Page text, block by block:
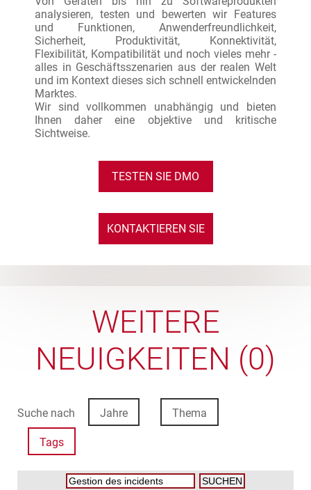
analysieren, testen und bewerten wir Features
und Funktionen, Anwenderfreundlichkeit,
Sicherheit, Produktivität, Konnektivität,
Flexibilität, Kompatibilität und noch vieles mehr -
alles in Geschäftsszenarien aus der realen Welt
und im Kontext dieses sich schnell entwickelnden
Marktes.
Wir sind vollkommen unabhängig und bieten
Ihnen daher eine objektive und kritische
Sichtweise.
TESTEN SIE DMO
KONTAKTIEREN SIE
WEITERE
NEUIGKEITEN (0)
Suche nach Jahre Thema
Tags